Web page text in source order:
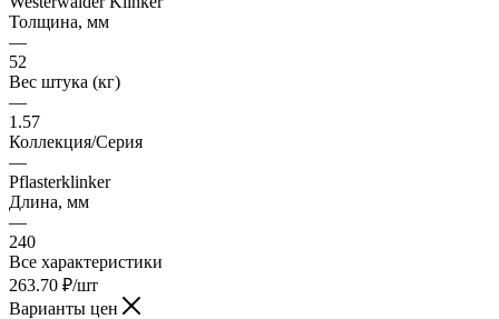
Толщина, мм
—
52
Вес штука (кг)
—
1.57
Коллекция/Серия
—
Pflasterklinker
Длина, мм
—
240
Все характеристики
263.70 ₽/шт
Варианты цен